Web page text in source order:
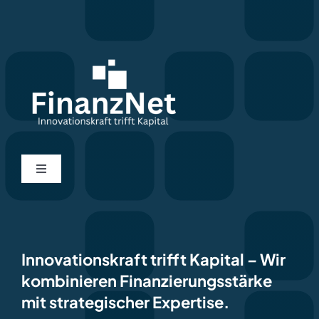
Toggle
Kontakt
Impressum
Innovationskraft trifft Kapital –Wir
kombinieren Finanzierungsstärke
mit strategischer Expertise.